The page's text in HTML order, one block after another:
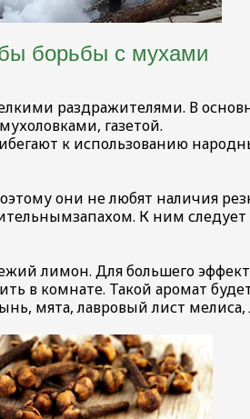
борьбы с мухами
раздражителями. В
газетой.
к использованию
они не любят наличия
К ним следует
лимон. Для большего
в комнате. Такой аромат
мята, лавровый лист мелиса,